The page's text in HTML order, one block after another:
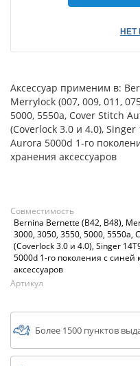
НЕТ
Аксессуар применим в:
Merrylock (007, 009, 011,
5000, 5550a, Cover Stitch
(Coverlock 3.0 и 4.0), Singer
Aurora 5000d 1-го
хранения аксессуаров
Совместимость
Bernina Bernette (B42, B48),
3000, 3050, 3550, 5000, 5550a,
(Coverlock 3.0 и 4.0), Singer
5000d 1-го поколения с
аксессуаров
Артикул
Более 1500 пунктов